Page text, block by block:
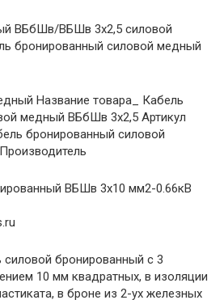
ВБбШв/ВБШв 3х2,5 силовой
бронированный силовой медный
Название товара_ Кабель
медный ВБбШв 3х2,5 Артикул
бронированный силовой
ВБШв 3х10 мм2-0.66кВ
бронированный с 3
10 мм квадратных, в изоляции
в броне из 2-ух железных